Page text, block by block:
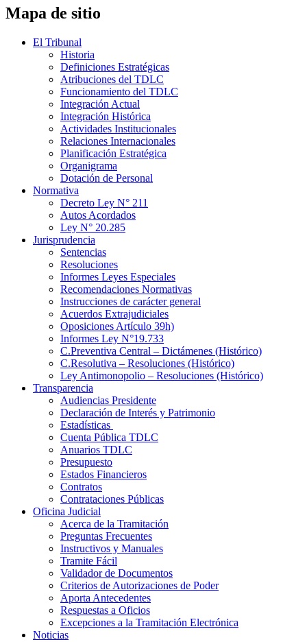
Mapa de sitio
El Tribunal
Historia
Definiciones Estratégicas
Atribuciones del TDLC
Funcionamiento del TDLC
Integración Actual
Integración Histórica
Actividades Institucionales
Relaciones Internacionales
Planificación Estratégica
Organigrama
Dotación de Personal
Normativa
Decreto Ley N° 211
Autos Acordados
Ley N° 20.285
Jurisprudencia
Sentencias
Resoluciones
Informes Leyes Especiales
Recomendaciones Normativas
Instrucciones de carácter general
Acuerdos Extrajudiciales
Oposiciones Artículo 39h)
Informes Ley N°19.733
C.Preventiva Central – Dictámenes (Histórico)
C.Resolutiva – Resoluciones (Histórico)
Ley Antimonopolio – Resoluciones (Histórico)
Transparencia
Audiencias Presidente
Declaración de Interés y Patrimonio
Estadísticas
Cuenta Pública TDLC
Anuarios TDLC
Presupuesto
Estados Financieros
Contratos
Contrataciones Públicas
Oficina Judicial
Acerca de la Tramitación
Preguntas Frecuentes
Instructivos y Manuales
Tramite Fácil
Validador de Documentos
Criterios de Autorizaciones de Poder
Aporta Antecedentes
Respuestas a Oficios
Excepciones a la Tramitación Electrónica
Noticias